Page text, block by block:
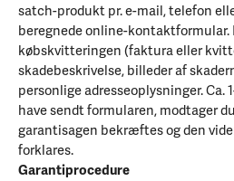
satch-produkt pr. e-mail, telefon
beregnede online-kontaktformular.
købskvitteringen (faktura eller
skadebeskrivelse, billeder af
personlige adresseoplysninger. Ca.
have sendt formularen, modtager
garantisagen bekræftes og den
forklares.
Garantiprocedure